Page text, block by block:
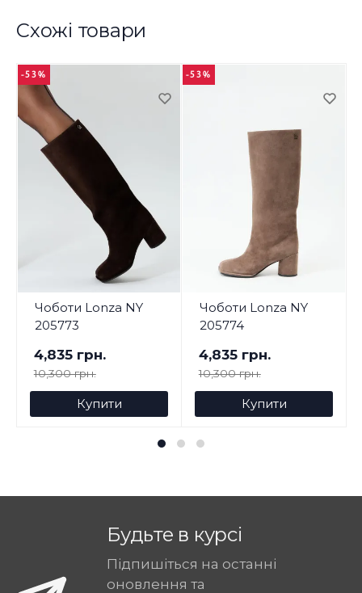
Схожі товари
-53%
Чоботи Lonza NY
205773
4,835 грн.
10,300 грн.
Купити
-53%
Чоботи Lonza NY
205774
4,835 грн.
10,300 грн.
Купити
Будьте в курсі
Підпишіться на останні
оновлення та